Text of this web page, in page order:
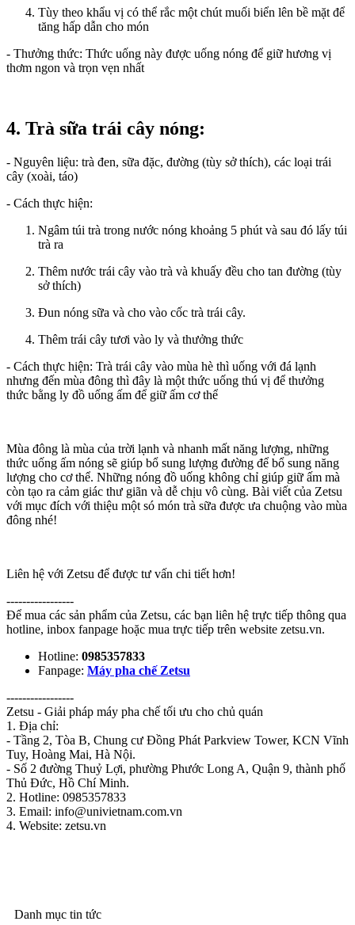
Tùy theo khẩu vị có thể rắc một chút muối biển lên bề mặt để
tăng hấp dẫn cho món
- Thưởng thức: Thức uống này được uống nóng để giữ hương vị
thơm ngon và trọn vẹn nhất
4. Trà sữa trái cây nóng:
- Nguyên liệu: trà đen, sữa đặc, đường (tùy sở thích), các loại trái
cây (xoài, táo)
- Cách thực hiện:
Ngâm túi trà trong nước nóng khoảng 5 phút và sau đó lấy túi
trà ra
Thêm nước trái cây vào trà và khuấy đều cho tan đường (tùy
sở thích)
Đun nóng sữa và cho vào cốc trà trái cây.
Thêm trái cây tươi vào ly và thưởng thức
- Cách thực hiện: Trà trái cây vào mùa hè thì uống với đá lạnh
nhưng đến mùa đông thì đây là một thức uống thú vị để thưởng
thức bằng ly đồ uống ấm để giữ ấm cơ thể
Mùa đông là mùa của trời lạnh và nhanh mất năng lượng, những
thức uống ấm nóng sẽ giúp bổ sung lượng đường để bổ sung năng
lượng cho cơ thể. Những nóng đồ uống không chỉ giúp giữ ấm mà
còn tạo ra cảm giác thư giãn và dễ chịu vô cùng. Bài viết của Zetsu
với mục đích với thiệu một só món trà sữa được ưa chuộng vào mùa
đông nhé!
Liên hệ với Zetsu để được tư vấn chi tiết hơn!
-----------------
Để mua các sản phẩm của Zetsu, các bạn liên hệ trực tiếp thông qua
hotline, inbox fanpage hoặc mua trực tiếp trên website zetsu.vn.
Hotline: 0985357833
Fanpage: Máy pha chế Zetsu
-----------------
Zetsu - Giải pháp máy pha chế tối ưu cho chủ quán
1. Địa chỉ:
- Tầng 2, Tòa B, Chung cư Đồng Phát Parkview Tower, KCN Vĩnh
Tuy, Hoàng Mai, Hà Nội.
- Số 2 đường Thuỷ Lợi, phường Phước Long A, Quận 9, thành phố
Thủ Đức, Hồ Chí Minh.
2. Hotline: 0985357833
3. Email: info@univietnam.com.vn
4. Website: zetsu.vn
Danh mục tin tức